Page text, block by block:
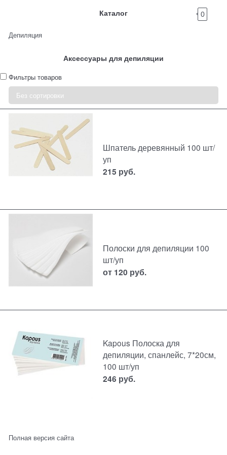
Каталог 0
Депиляция
Аксессуары для депиляции
Фильтры товаров
Шпатель деревянный 100 шт/
уп
215 руб.
Полоски для депиляции 100
шт/уп
от 120 руб.
Kapous Полоска для
депиляции, спанлейс, 7*20см,
100 шт/уп
246 руб.
Полная версия сайта